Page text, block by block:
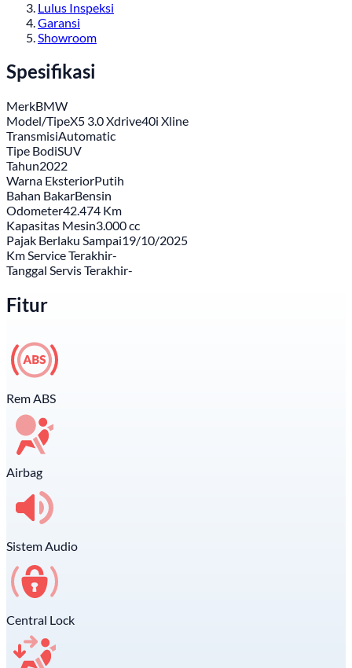
Lulus Inspeksi
Garansi
Showroom
Spesifikasi
MerkBMW
Model/TipeX5 3.0 Xdrive40i Xline
TransmisiAutomatic
Tipe BodiSUV
Tahun2022
Warna EksteriorPutih
Bahan BakarBensin
Odometer42.474 Km
Kapasitas Mesin3.000 cc
Pajak Berlaku Sampai19/10/2025
Km Service Terakhir-
Tanggal Servis Terakhir-
Fitur
Rem ABS
Airbag
Sistem Audio
Central Lock